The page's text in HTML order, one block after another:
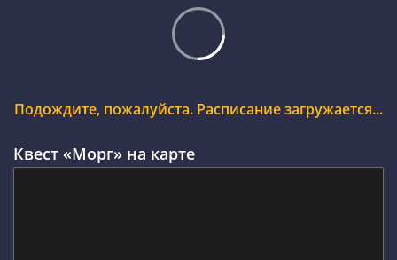
Подождите, пожалуйста. Расписание загружается...
Квест «Морг» на карте